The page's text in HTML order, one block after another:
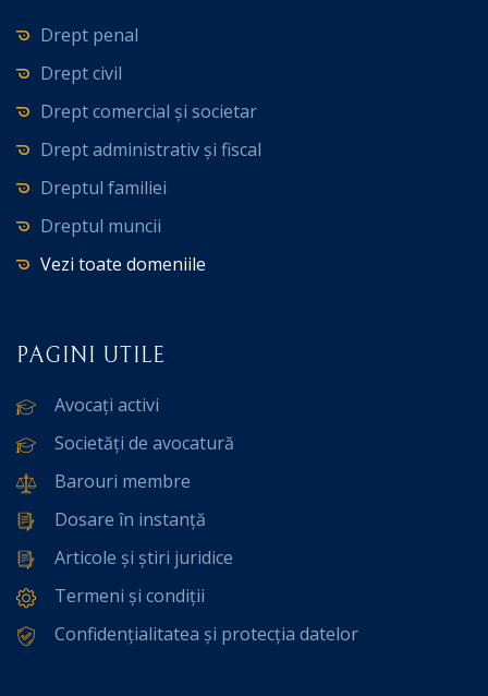
Drept penal
Drept civil
Drept comercial și societar
Drept administrativ și fiscal
Dreptul familiei
Dreptul muncii
Vezi toate domeniile
PAGINI UTILE
Avocați activi
Societăți de avocatură
Barouri membre
Dosare în instanță
Articole și știri juridice
Termeni și condiții
Confidențialitatea și protecția datelor